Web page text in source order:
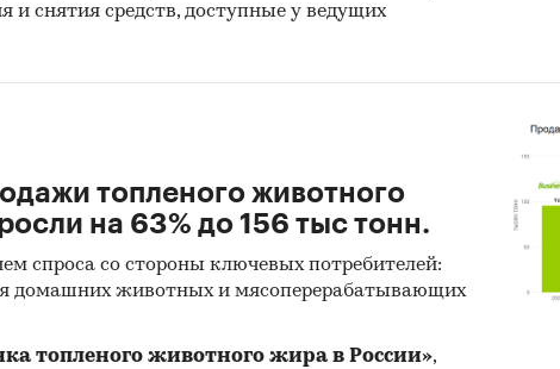
и снятия средств, доступные у ведущих
топленого животного
на 63% до 156 тыс тонн.
спроса со стороны ключевых потребителей:
домашних животных и мясоперерабатывающих
топленого животного жира в России»,